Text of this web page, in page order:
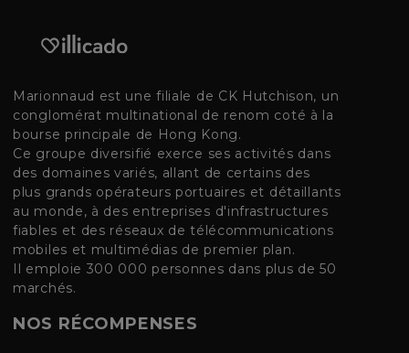
Marionnaud est une filiale de CK Hutchison, un
conglomérat multinational de renom coté à la
bourse principale de Hong Kong.
Ce groupe diversifié exerce ses activités dans
des domaines variés, allant de certains des
plus grands opérateurs portuaires et détaillants
au monde, à des entreprises d'infrastructures
fiables et des réseaux de télécommunications
mobiles et multimédias de premier plan.
Il emploie 300 000 personnes dans plus de 50
marchés.
NOS RÉCOMPENSES